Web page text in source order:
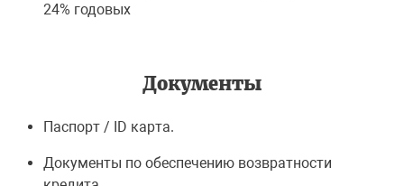
24% годовых
Документы
Паспорт / ID карта.
Документы по обеспечению возвратности